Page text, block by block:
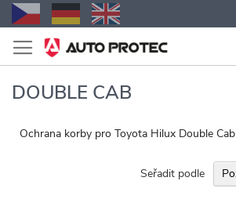
Přejít
na
obsah
DOUBLE CAB
Ochrana korby pro Toyota Hilux Double Cab
Seřadit podle